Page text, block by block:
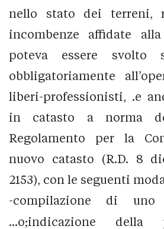
nello stato dei terreni,
incombenze affidate
poteva essere svolto
obbligatoriamente
liberi-professionisti, .e
in catasto a norma
Regolamento per la
nuovo catasto (R.D. 8
2153), con le seguenti
-compilazione di
...o;indicazione della